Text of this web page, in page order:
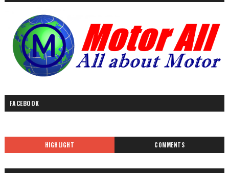
FACEBOOK
HIGHLIGHT COMMENTS